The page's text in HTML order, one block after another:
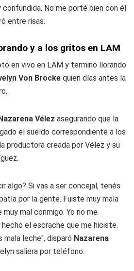
confundida. No me porté bien con él
entre risas.
y a los gritos en LAM
en vivo en LAM y terminó llorando
Von Brocke quien días antes la
Vélez asegurando que la
el sueldo correspondiente a los
productora creada por Vélez y su
algo? Si vas a ser concejal, tenés
por la gente. Fuiste muy mala
mal conmigo. Yo no me
el escrache que me hiciste.
mala leche", disparó Nazarena
saliera por teléfono.